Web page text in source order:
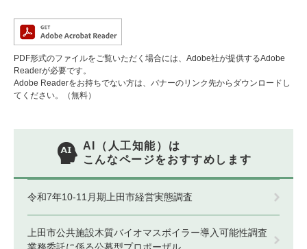
PDF形式のファイルをご覧いただく場合には、Adobe社が提供するAdobe
Readerが必要です。
Adobe Readerをお持ちでない方は、バナーのリンク先からダウンロードし
てください。（無料）
AI（人工知能）は
こんなページをおすすめします
令和7年10-11月期上田市経営実態調査
上田市公共施設木質バイオマスボイラー導入可能性調査